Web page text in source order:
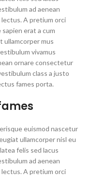
ad aenean
A pretium orci
erat a cum
ullamcorper mus
vivamus
ornare consectetur
class a justo
fames porta.
euismod nascetur
ullamcorper nisl eu
felis sed lacus
ad aenean
A pretium orci